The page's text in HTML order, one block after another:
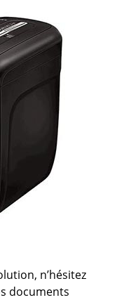
n’hésitez
documents